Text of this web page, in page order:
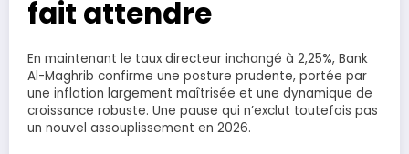
fait attendre
En maintenant le taux directeur inchangé à 2,25%, Bank
Al-Maghrib confirme une posture prudente, portée par
une inflation largement maîtrisée et une dynamique de
croissance robuste. Une pause qui n’exclut toutefois pas
un nouvel assouplissement en 2026.